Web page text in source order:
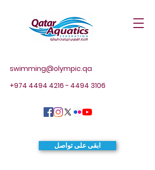
swimming@olympic.qa
+974 4494 4216 - 4494 3106
ابقى على تواصل